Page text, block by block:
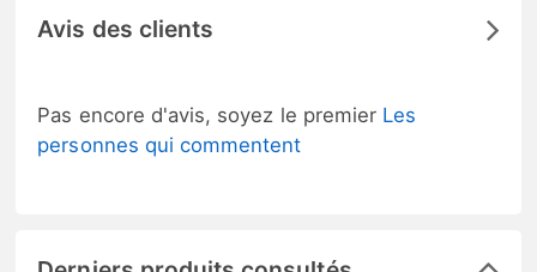
Avis des clients
Pas encore d'avis, soyez le premier Les
personnes qui commentent